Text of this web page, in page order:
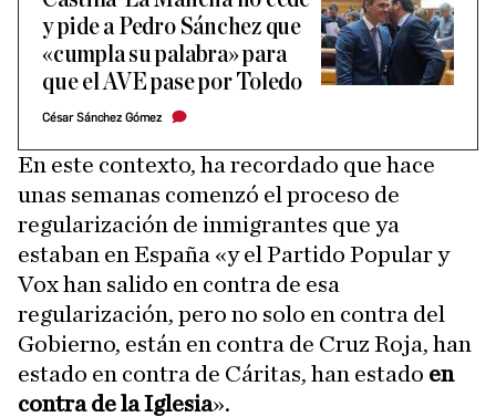
y pide a Pedro Sánchez que
«cumpla su palabra» para
que el AVE pase por Toledo
César Sánchez Gómez
En este contexto, ha recordado que hace
unas semanas comenzó el proceso de
regularización de inmigrantes que ya
estaban en España «y el Partido Popular y
Vox han salido en contra de esa
regularización, pero no solo en contra del
Gobierno, están en contra de Cruz Roja, han
estado en contra de Cáritas, han estado en
contra de la Iglesia».